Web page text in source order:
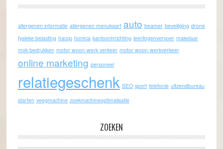
allergenen informatie allergenen menukaart auto beamer beveiliging drone
fysieke belasting haccp horeca kantoorinrichting leerlingenvervoer makelaar
mok bedrukken motor woon-werk verkeer motor woon-werkverkeer
online marketing personeel
relatiegeschenk SEO sport telefonie uitzendbureau
starten veegmachine zoekmachineoptimalisatie
ZOEKEN